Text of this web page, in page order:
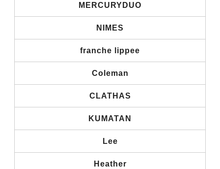
MERCURYDUO
NIMES
franche lippee
Coleman
CLATHAS
KUMATAN
Lee
Heather